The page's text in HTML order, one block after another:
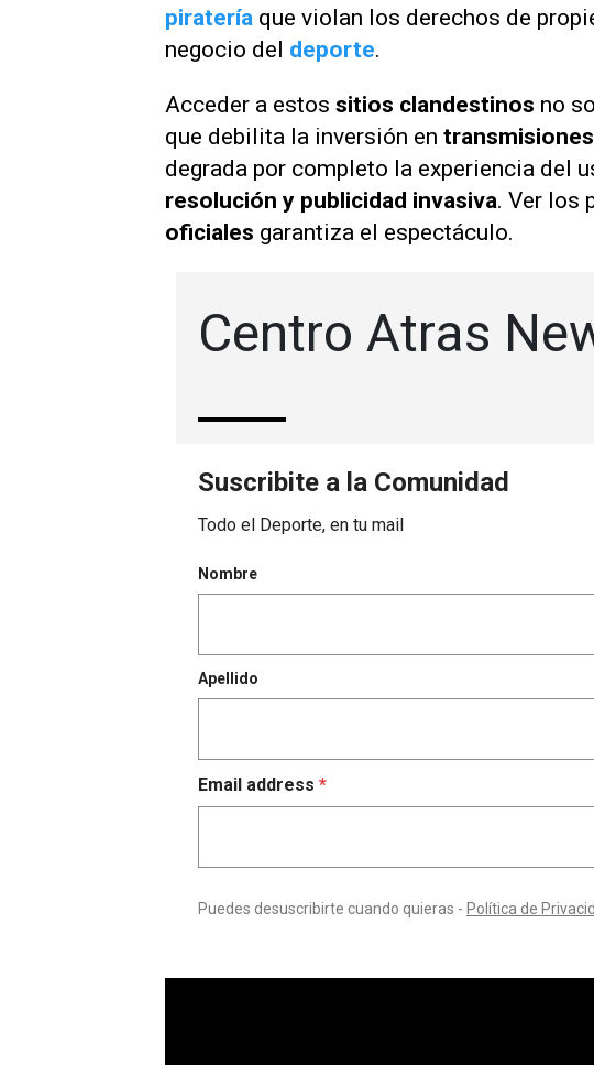
piratería que violan los derechos de
negocio del deporte.
Acceder a estos sitios clandestinos no
que debilita la inversión en transmisiones
degrada por completo la experiencia del
resolución y publicidad invasiva. Ver los
oficiales garantiza el espectáculo.